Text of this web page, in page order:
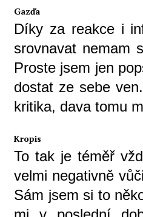
Gazďa
Díky za reakce i
srovnavat nemam
Proste jsem jen
dostat ze sebe
kritika, dava tomu
Kropis
To tak je téměř
velmi negativně
Sám jsem si to